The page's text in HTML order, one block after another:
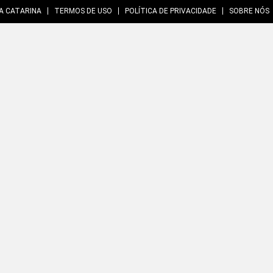
CATARINA TERMOS DE USO POLÍTICA DE PRIVACIDADE SOBRE NÓS